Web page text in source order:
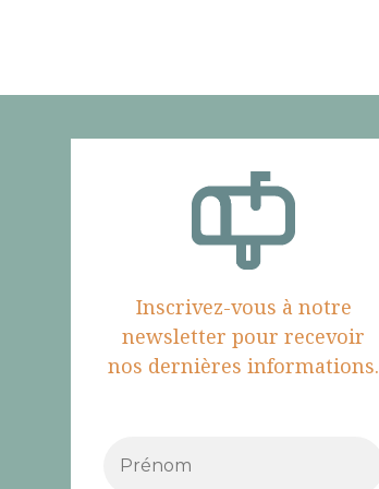
Inscrivez-vous à notre
newsletter pour recevoir
nos dernières informations.